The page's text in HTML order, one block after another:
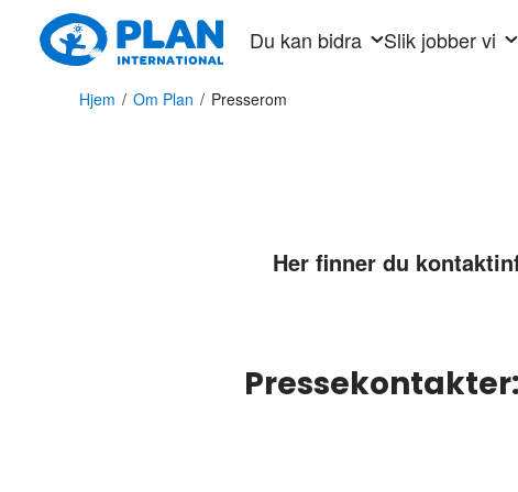
hovedinnhold
Du kan bidra Slik jobber vi
Hjem / Om Plan / Presserom
Her finner du
Pressekontakter: